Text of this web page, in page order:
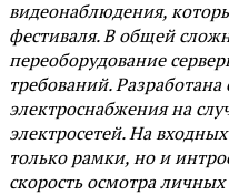
видеонаблюдения,
фестиваля. В общей
переоборудование
требований. Разработана
электроснабжения на
электросетей. На
только рамки, но и
скорость осмотра